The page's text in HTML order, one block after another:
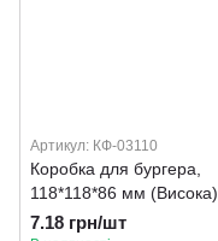
Артикул: КФ-03110
Коробка для бургера,
118*118*86 мм (Висока)
7.18 грн/шт